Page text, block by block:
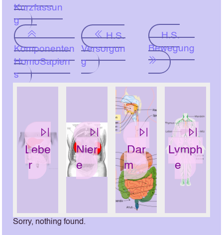
Kurzfassun
g
Komponenten
HomoSapien
s
H.S.
Versorgun
g
H.S.
Bewegung
Lebe
r
Nier
e
Dar
m
Lymph
e
Sorry, nothing found.